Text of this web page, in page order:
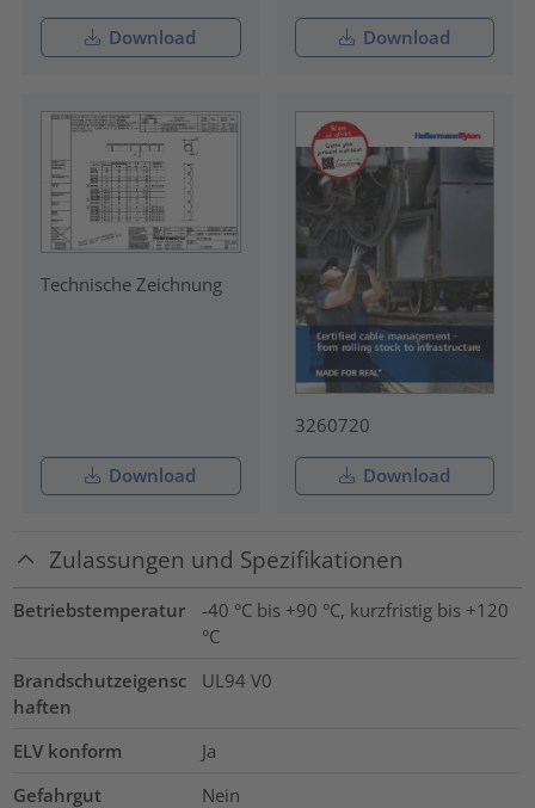
Download Download
Technische Zeichnung
Download
3260720
Download
Zulassungen und Spezifikationen
Betriebstemperatur
-40 °C bis +90 °C, kurzfristig bis +120
°C
Brandschutzeigensc
haften
UL94 V0
ELV konform
Ja
Gefahrgut
Nein